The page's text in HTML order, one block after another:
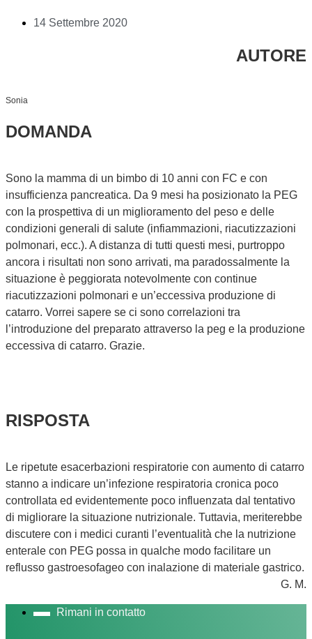
14 Settembre 2020
AUTORE
Sonia
DOMANDA
Sono la mamma di un bimbo di 10 anni con FC e con
insufficienza pancreatica. Da 9 mesi ha posizionato la PEG
con la prospettiva di un miglioramento del peso e delle
condizioni generali di salute (infiammazioni, riacutizzazioni
polmonari, ecc.). A distanza di tutti questi mesi, purtroppo
ancora i risultati non sono arrivati, ma paradossalmente la
situazione è peggiorata notevolmente con continue
riacutizzazioni polmonari e un’eccessiva produzione di
catarro. Vorrei sapere se ci sono correlazioni tra
l’introduzione del preparato attraverso la peg e la produzione
eccessiva di catarro. Grazie.
RISPOSTA
Le ripetute esacerbazioni respiratorie con aumento di catarro
stanno a indicare un’infezione respiratoria cronica poco
controllata ed evidentemente poco influenzata dal tentativo
di migliorare la situazione nutrizionale. Tuttavia, meriterebbe
discutere con i medici curanti l’eventualità che la nutrizione
enterale con PEG possa in qualche modo facilitare un
reflusso gastroesofageo con inalazione di materiale gastrico.
G. M.
Rimani in contatto